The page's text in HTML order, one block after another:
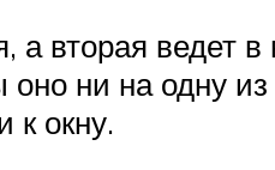
а вторая ведет
ни на одну
к окну.